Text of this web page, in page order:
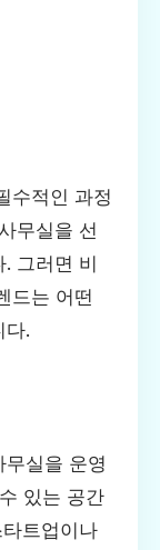
수적인 과정
무실을 선
그러면 비
드는 어떤
다.
실을 운영
있는 공간
트업이나